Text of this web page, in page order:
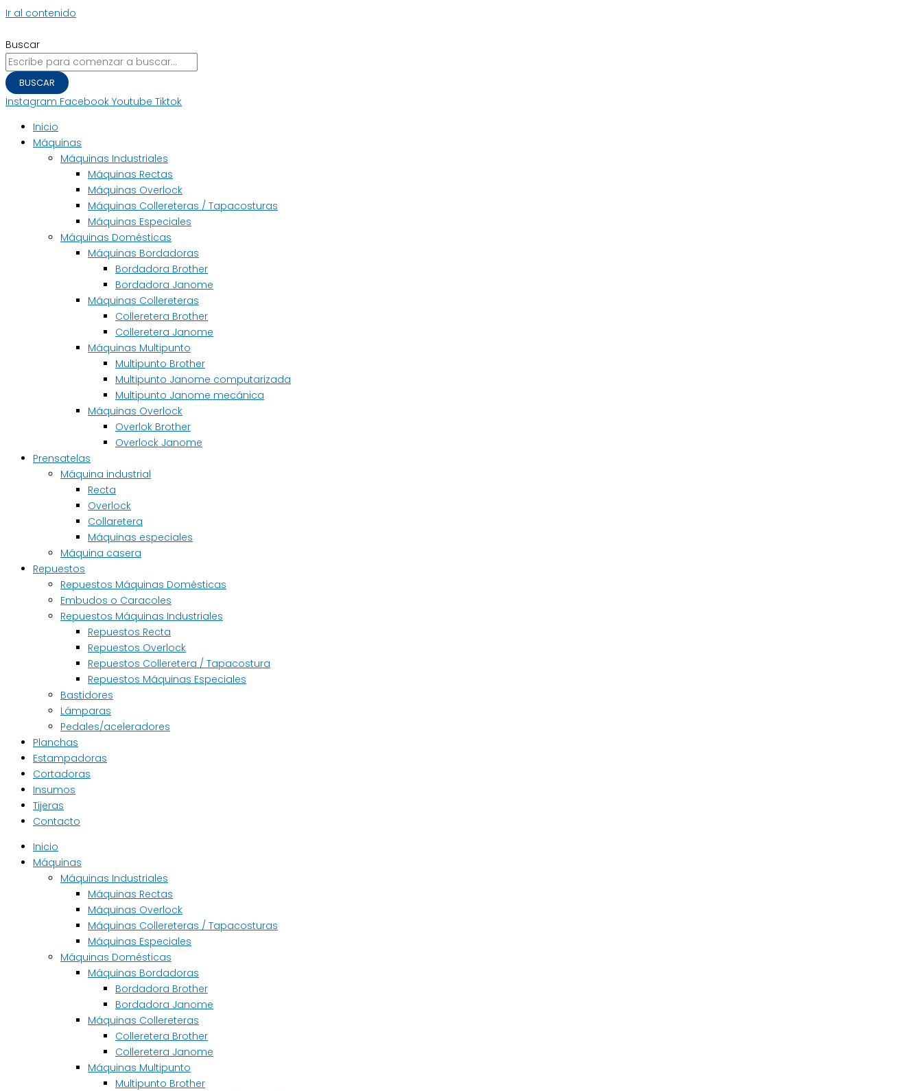
Ir al contenido
Buscar
BUSCAR
Instagram Facebook Youtube Tiktok
Inicio
Máquinas
Máquinas Industriales
Máquinas Rectas
Máquinas Overlock
Máquinas Collereteras / Tapacosturas
Máquinas Especiales
Máquinas Domésticas
Máquinas Bordadoras
Bordadora Brother
Bordadora Janome
Máquinas Collereteras
Colleretera Brother
Colleretera Janome
Máquinas Multipunto
Multipunto Brother
Multipunto Janome computarizada
Multipunto Janome mecánica
Máquinas Overlock
Overlok Brother
Overlock Janome
Prensatelas
Máquina industrial
Recta
Overlock
Collaretera
Máquinas especiales
Máquina casera
Repuestos
Repuestos Máquinas Domésticas
Embudos o Caracoles
Repuestos Máquinas Industriales
Repuestos Recta
Repuestos Overlock
Repuestos Colleretera / Tapacostura
Repuestos Máquinas Especiales
Bastidores
Lámparas
Pedales/aceleradores
Planchas
Estampadoras
Cortadoras
Insumos
Tijeras
Contacto
Inicio
Máquinas
Máquinas Industriales
Máquinas Rectas
Máquinas Overlock
Máquinas Collereteras / Tapacosturas
Máquinas Especiales
Máquinas Domésticas
Máquinas Bordadoras
Bordadora Brother
Bordadora Janome
Máquinas Collereteras
Colleretera Brother
Colleretera Janome
Máquinas Multipunto
Multipunto Brother